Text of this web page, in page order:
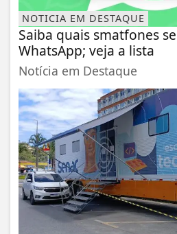
NOTICIA EM DESTAQUE
Saiba quais smatfones
WhatsApp; veja a lista
Notícia em Destaque